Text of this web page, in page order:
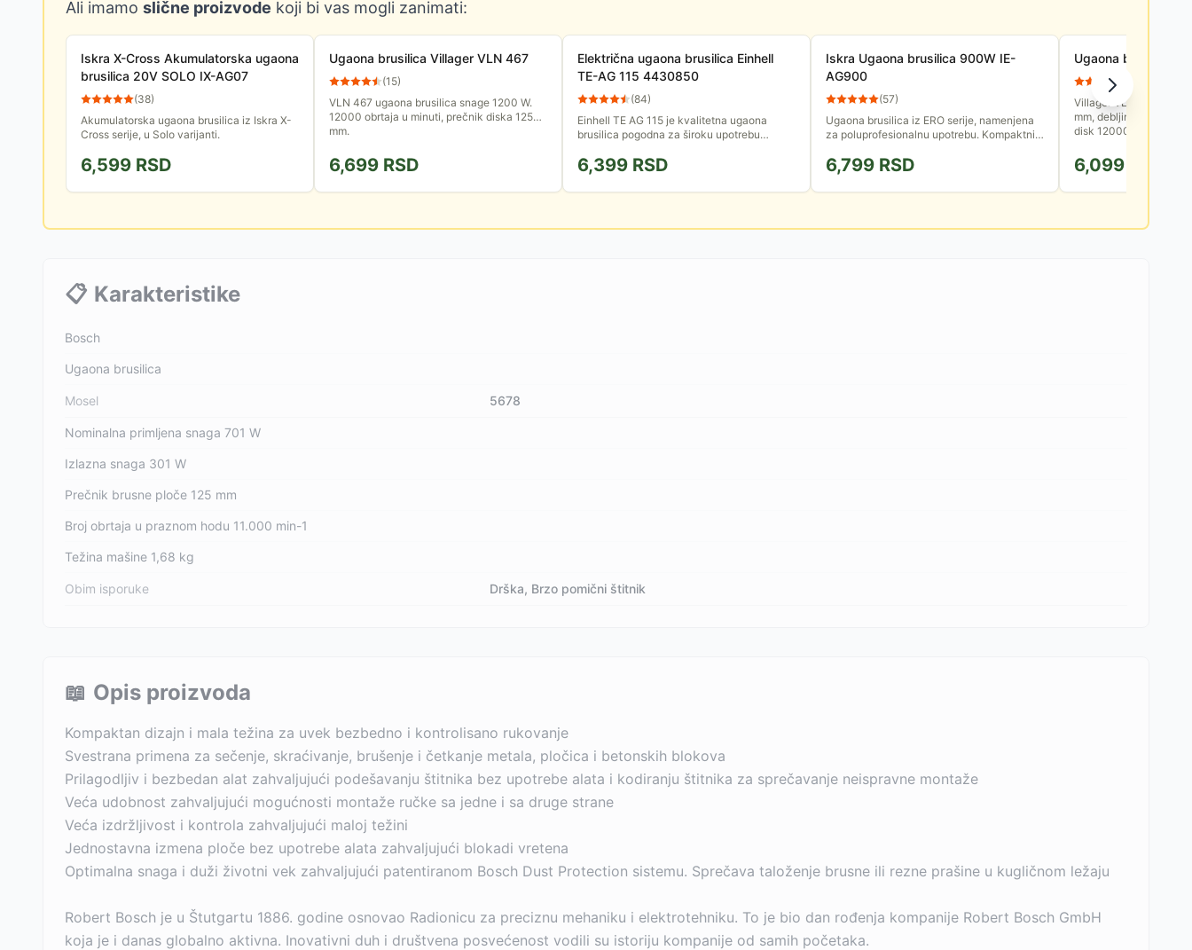
Ali imamo slične proizvode koji bi vas mogli zanimati:
Iskra X-Cross Akumulatorska ugaona
brusilica 20V SOLO IX-AG07
(38)
Akumulatorska ugaona brusilica iz Iskra X-
Cross serije, u Solo varijanti.
6,599 RSD
Ugaona brusilica Villager VLN 467
(15)
VLN 467 ugaona brusilica snage 1200 W.
12000 obrtaja u minuti, prečnik diska 125
mm.
6,699 RSD
Električna ugaona brusilica Einhell
TE-AG 115 4430850
(84)
Einhell TE AG 115 je kvalitetna ugaona
brusilica pogodna za široku upotrebu
garaži. Brzo prilagođavanje...
6,399 RSD
Iskra Ugaona brusilica 900W IE-
AG900
(57)
Ugaona brusilica iz ERO serije, namenjena
za poluprofesionalnu upotrebu. Kompaktnih
nepristupačnim mestima.
6,799 RSD
Ugaona brusilica
Villager VLP 409
mm, debljine 6 mm. U
disk 12000 obrtaja u
6,099
📋 Karakteristike
Bosch
Ugaona brusilica
Mosel 5678
Nominalna primljena snaga 701 W
Izlazna snaga 301 W
Prečnik brusne ploče 125 mm
Broj obrtaja u praznom hodu 11.000 min-1
Težina mašine 1,68 kg
Obim isporuke Drška, Brzo pomični štitnik
📖 Opis proizvoda
Kompaktan dizajn i mala težina za uvek bezbedno i kontrolisano rukovanje
Svestrana primena za sečenje, skraćivanje, brušenje i četkanje metala, pločica i betonskih blokova
Prilagodljiv i bezbedan alat zahvaljujući podešavanju štitnika bez upotrebe alata i kodiranju štitnika za sprečavanje neispravne montaže
Veća udobnost zahvaljujući mogućnosti montaže ručke sa jedne i sa druge strane
Veća izdržljivost i kontrola zahvaljujući maloj težini
Jednostavna izmena ploče bez upotrebe alata zahvaljujući blokadi vretena
Optimalna snaga i duži životni vek zahvaljujući patentiranom Bosch Dust Protection sistemu. Sprečava taloženje brusne ili rezne prašine u kugličnom ležaju
Robert Bosch je u Štutgartu 1886. godine osnovao Radionicu za preciznu mehaniku i elektrotehniku. To je bio dan rođenja kompanije Robert Bosch GmbH
koja je i danas globalno aktivna. Inovativni duh i društvena posvećenost vodili su istoriju kompanije od samih početaka.